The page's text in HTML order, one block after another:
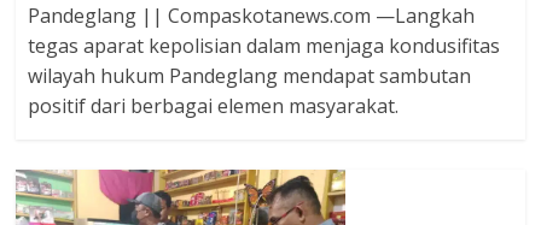
Pandeglang || Compaskotanews.com —Langkah
tegas aparat kepolisian dalam menjaga kondusifitas
wilayah hukum Pandeglang mendapat sambutan
positif dari berbagai elemen masyarakat.